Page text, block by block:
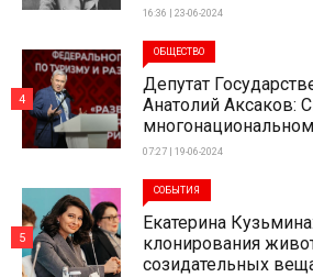
16:36 | 23-06-2024
ОБЩЕСТВО
Депутат
Анатолий Аксаков:
07:27 | 19-06-2024
4
СОБЫТИЯ
Екатерина
клонирования
созидательных
5